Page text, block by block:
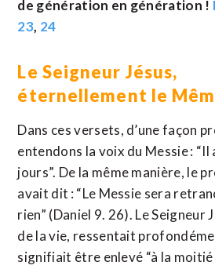
de génération en génération !
23, 24
Le Seigneur Jésus,
éternellement le
Dans ces versets, d’une façon
entendons la voix du Messie : “Il
jours”. De la même manière, le
avait dit : “Le Messie sera
rien” (Daniel 9. 26). Le Seigneur
de la vie, ressentait
signifiait être enlevé “à la moitié